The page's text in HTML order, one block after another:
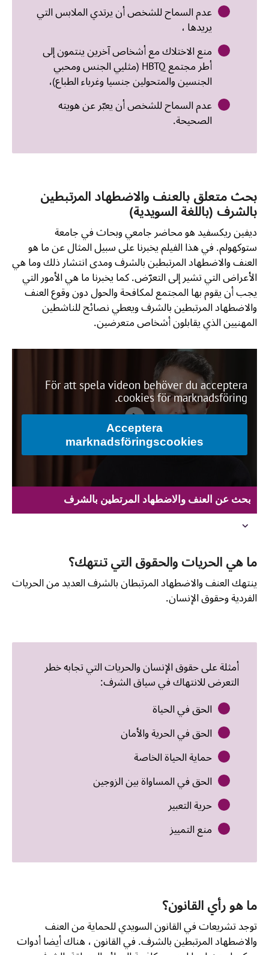
عدم السماح للشخص أن يرتدي الملابس التي
يريدها ،
منع الاختلاك مع أشخاص آخرين ينتمون إلى
أطر مجتمع HBTQ (مثليي الجنس ومحبي
الجنسين والمتحولين جنسيا وغرباء الطباع)،
عدم السماح للشخص أن يعبّر عن هويته
الصحيحة.
بحث متعلق بالعنف والاضطهاد المرتبطين
بالشرف (باللغة السويدية)
ديفين ريكسفيد هو محاضر جامعي وبحاث في جامعة
ستوكهولم. في هذا الفيلم يخبرنا على سبيل المثال عن ما هو
العنف والاضطهاد المرتبطين بالشرف ومدى انتشار ذلك وما هي
الأعراض التي تشير إلى التعرّض. كما يخبرنا ما هي الأمور التي
يجب أن يقوم بها المجتمع لمكافحة والحول دون وقوع العنف
والاضطهاد المرتبطين بالشرف ويعطي نصائح للناشطين
المهنيين الذي يقابلون أشخاص متعرضين.
För att spela videon behöver du acceptera
cookies för marknadsföring.
Acceptera
marknadsföringscookies
بحث عن العنف والاضطھاد المرتطین بالشرف
ما هي الحريات والحقوق التي تنتهك؟
ينتهك العنف والاضطهاد المرتبطان بالشرف العديد من الحريات
الفردية وحقوق الإنسان.
أمثلة على حقوق الإنسان والحريات التي تجابه خطر
التعرض للانتهاك في سياق الشرف:
الحق في الحياة
الحق في الحرية والأمان
حماية الحياة الخاصة
الحق في المساواة بين الزوجين
حرية التعبير
منع التمييز
ما هو رأي القانون؟
توجد تشريعات في القانون السويدي للحماية من العنف
والاضطهاد المرتبطين بالشرف. في القانون ، هناك أيضا أدوات